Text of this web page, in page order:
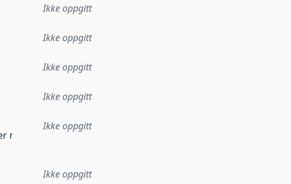
Ikke oppgitt
Ikke oppgitt
Ikke oppgitt
Ikke oppgitt
når dataene i dette datasettet første gang ble utgitt. Det kan
Ikke oppgitt
Ikke oppgitt